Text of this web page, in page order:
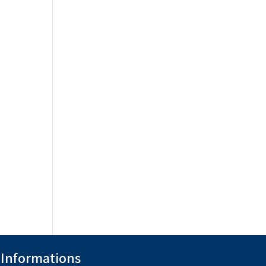
Informations